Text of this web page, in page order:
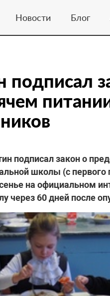
Новости Блог
подписал закон о
школы (с
на официальном
через 60 дней после